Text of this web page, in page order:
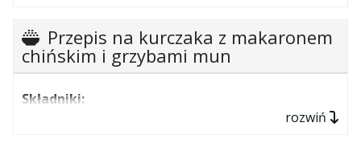
10 dag kalafiora,
6 grzybów mun,
1 średnia papryka czerwona,
Przepis na kurczaka z makaronem
chińskim i grzybami mun
Składniki:
rozwiń